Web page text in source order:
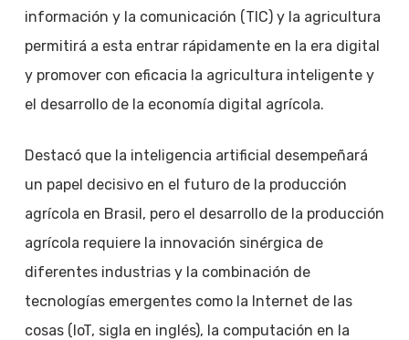
información y la comunicación (TIC) y la agricultura
permitirá a esta entrar rápidamente en la era digital
y promover con eficacia la agricultura inteligente y
el desarrollo de la economía digital agrícola.
Destacó que la inteligencia artificial desempeñará
un papel decisivo en el futuro de la producción
agrícola en Brasil, pero el desarrollo de la producción
agrícola requiere la innovación sinérgica de
diferentes industrias y la combinación de
tecnologías emergentes como la Internet de las
cosas (IoT, sigla en inglés), la computación en la